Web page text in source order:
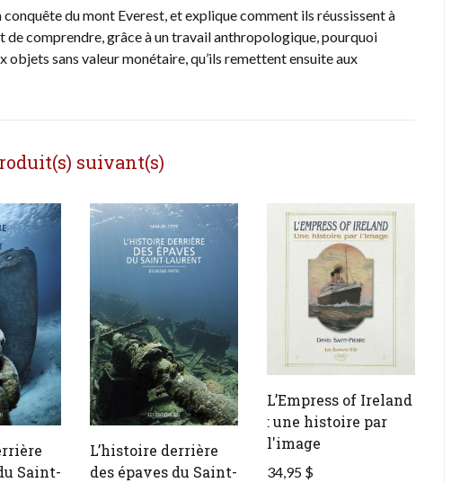
du mont Everest, et explique comment ils réussissent à
comprendre, grâce à un travail anthropologique, pourquoi
sans valeur monétaire, qu’ils remettent ensuite aux
suivant(s)
Saint-
L’histoire derrière
des épaves du Saint-
L’Empress of Ireland
: une histoire par
l'image
34,95 $